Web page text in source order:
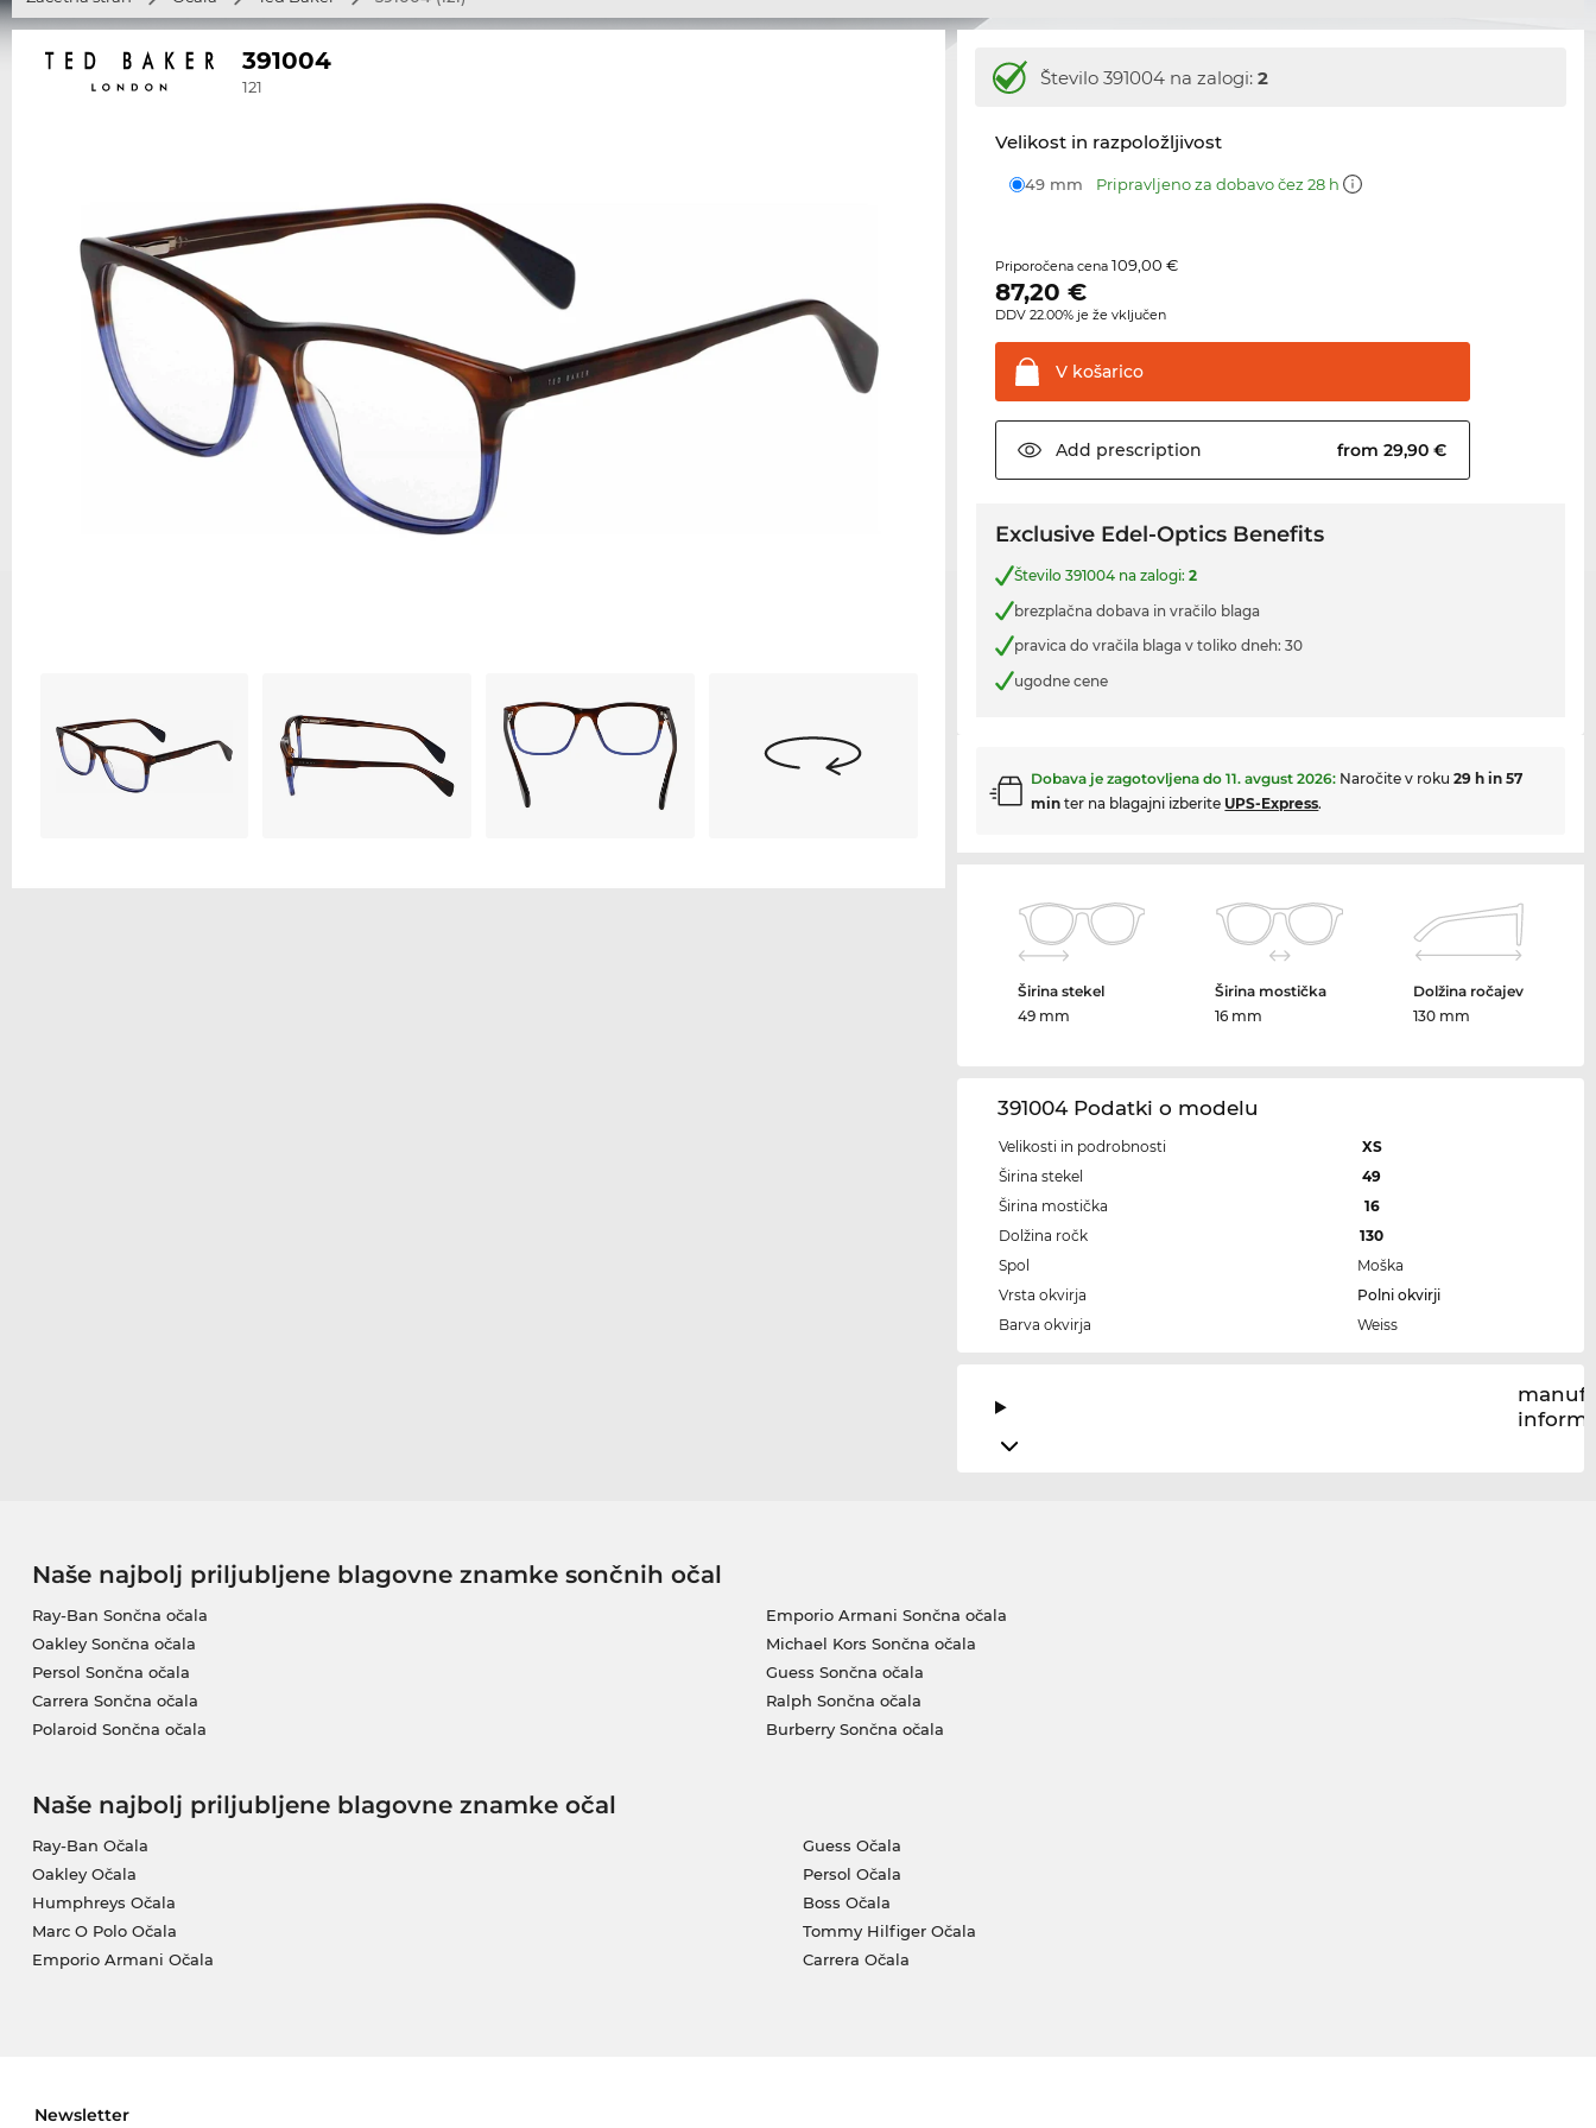
391004
121 Število 391004 na zalogi:2
Velikost in razpoložljivost
49 mm Pripravljeno za dobavo čez 28 h
Priporočena cena109,00 €
87,20 €
DDV 22.00% je že vključen
V košarico
Add prescription from 29,90 €
Exclusive Edel-Optics Benefits
Število 391004 na zalogi:2
brezplačna dobava in vračilo blaga
pravica do vračila blaga v toliko dneh: 30
ugodne cene
Dobava je zagotovljena do11. avgust 2026: Naročite v roku29 h in 57
min ter na blagajni izberite UPS-Express.
Širina stekel
49 mm
Širina mostička
16 mm
Dolžina ročajev
130 mm
391004 Podatki o modelu
Velikosti in podrobnosti
XS
Širina stekel
49
Širina mostička
16
Dolžina ročk
130
Spol
Moška
Vrsta okvirja
Polni okvirji
Barva okvirja
Weiss
Naše najbolj priljubljene blagovne znamke sončnih očal
Ray-Ban Sončna očala
Oakley Sončna očala
Persol Sončna očala
Carrera Sončna očala
Polaroid Sončna očala
Emporio Armani Sončna očala
Michael Kors Sončna očala
Guess Sončna očala
Ralph Sončna očala
Burberry Sončna očala
Naše najbolj priljubljene blagovne znamke očal
Ray-Ban Očala
Oakley Očala
Humphreys Očala
Marc O Polo Očala
Emporio Armani Očala
Guess Očala
Persol Očala
Boss Očala
Tommy Hilfiger Očala
Carrera Očala
Newsletter